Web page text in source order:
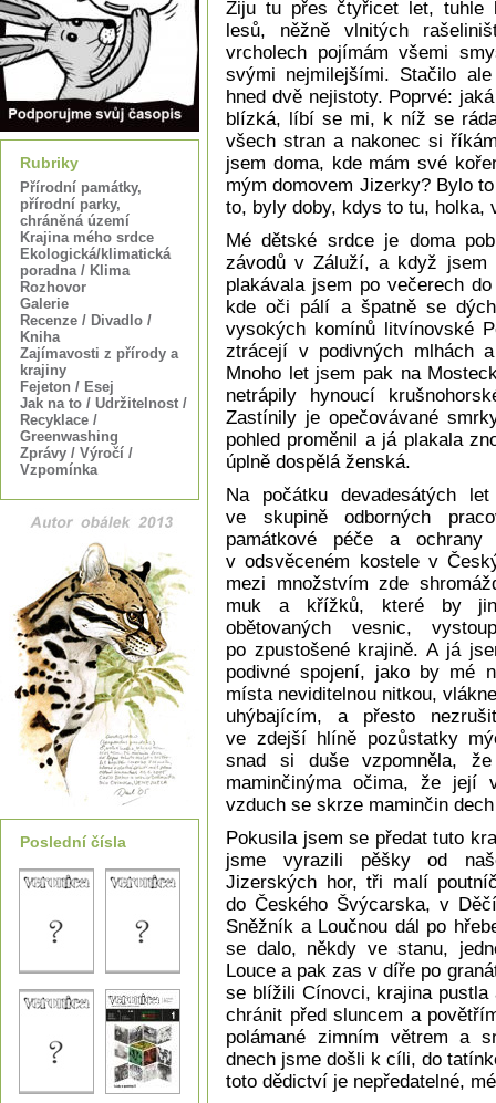
Rubriky
Přírodní památky,
přírodní parky,
chráněná území
Krajina mého srdce
Ekologická/klimatická
poradna / Klima
Rozhovor
Galerie
Recenze / Divadlo /
Kniha
Zajímavosti z přírody a
krajiny
Fejeton / Esej
Jak na to / Udržitelnost /
Recyklace /
Greenwashing
Zprávy / Výročí /
Vzpomínka
Poslední čísla
Žiju tu přes čtyřicet let, tuhle
lesů, něžně vlnitých
vrcholech pojímám všemi
svými nejmilejšími. Stačilo
hned dvě nejistoty. Poprvé:
blízká, líbí se mi, k níž se
všech stran a nakonec si
jsem doma, kde mám své
mým domovem Jizerky? Bylo
to, byly doby, kdys to tu, holka,
Mé dětské srdce je doma
závodů v Záluží, a když jsem
plakávala jsem po večerech
kde oči pálí a špatně se
vysokých komínů litvínovské
ztrácejí v podivných mlhách
Mnoho let jsem pak na
netrápily hynoucí
Zastínily je opečovávané
pohled proměnil a já plakala
úplně dospělá ženská.
Na počátku devadesátých
ve skupině odborných
památkové péče a
v odsvěceném kostele v
mezi množstvím zde
muk a křížků, které by
obětovaných vesnic,
po zpustošené krajině. A já
podivné spojení, jako by mé
místa neviditelnou nitkou,
uhýbajícím, a přesto
ve zdejší hlíně pozůstatky
snad si duše vzpomněla,
maminčinýma očima, že její
vzduch se skrze maminčin
Pokusila jsem se předat tuto
jsme vyrazili pěšky od
Jizerských hor, tři malí
do Českého Švýcarska, v
Sněžník a Loučnou dál po
se dalo, někdy ve stanu,
Louce a pak zas v díře po
se blížili Cínovci, krajina
chránit před sluncem a
polámané zimním větrem a
dnech jsme došli k cíli, do
toto dědictví je nepředatelné,